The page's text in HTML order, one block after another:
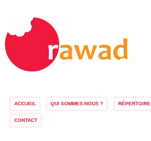
ACCUEIL QUI SOMMES-NOUS ? RÉPERTOIRE
CONTACT